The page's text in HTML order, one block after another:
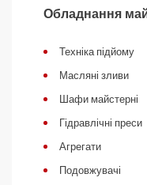
Обладнання
Техніка підйому
Масляні зливи
Шафи майстерні
Гідравлічні преси
Агрегати
Подовжувачі